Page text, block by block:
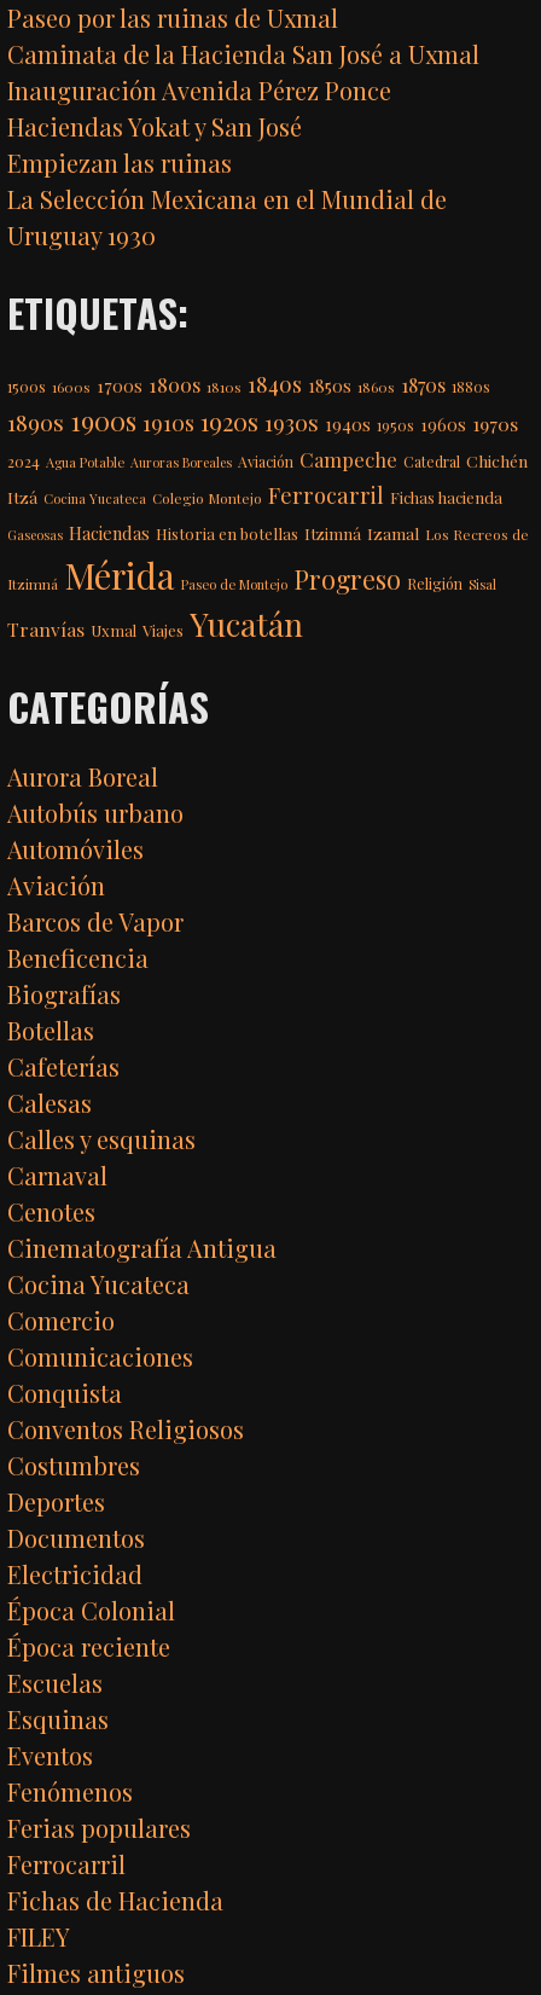
Paseo por las ruinas de Uxmal
Caminata de la Hacienda San José a Uxmal
Inauguración Avenida Pérez Ponce
Haciendas Yokat y San José
Empiezan las ruinas
La Selección Mexicana en el Mundial de
Uruguay 1930
ETIQUETAS:
1500s 1600s 1700s 1800s 1810s 1840s 1850s 1860s 1870s 1880s
1890s 1900s 1910s 1920s 1930s 1940s 1950s 1960s 1970s
2024 Agua Potable Auroras Boreales Aviación Campeche Catedral Chichén
Itzá Cocina Yucateca Colegio Montejo Ferrocarril Fichas hacienda
Gaseosas Haciendas Historia en botellas Itzimná Izamal Los Recreos de
Itzimná Mérida Paseo de Montejo Progreso Religión Sisal
Tranvías Uxmal Viajes Yucatán
CATEGORÍAS
Aurora Boreal
Autobús urbano
Automóviles
Aviación
Barcos de Vapor
Beneficencia
Biografías
Botellas
Cafeterías
Calesas
Calles y esquinas
Carnaval
Cenotes
Cinematografía Antigua
Cocina Yucateca
Comercio
Comunicaciones
Conquista
Conventos Religiosos
Costumbres
Deportes
Documentos
Electricidad
Época Colonial
Época reciente
Escuelas
Esquinas
Eventos
Fenómenos
Ferias populares
Ferrocarril
Fichas de Hacienda
FILEY
Filmes antiguos